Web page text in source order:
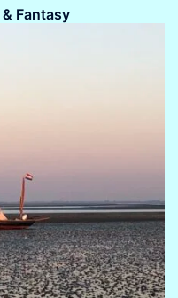
Fantasy